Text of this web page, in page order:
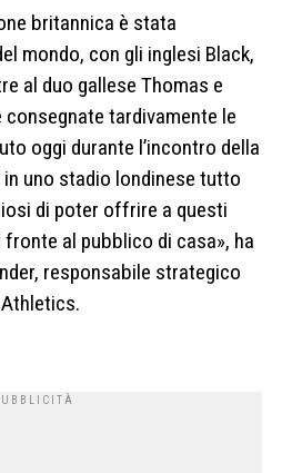
britannica è stata
mondo, con gli inglesi Black,
al duo gallese Thomas e
tardivamente le
oggi durante l’incontro della
in uno stadio londinese tutto
di poter offrire a questi
al pubblico di casa», ha
responsabile strategico